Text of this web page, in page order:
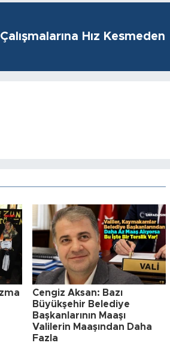
Hız Kesmeden
Cengiz Aksan: Bazı
Büyükşehir Belediye
Başkanlarının Maaşı
Valilerin Maaşından Daha
Fazla